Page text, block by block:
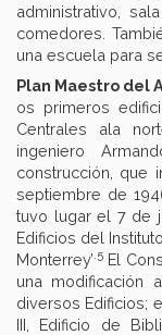
administrativo,
comedores.
una escuela para
Plan Maestro del
os primeros
Centrales ala
ingeniero
construcción, que
septiembre de
tuvo lugar el 7 de
Edificios del
Monterrey’.5 El
una modificación
diversos Edificios;
III, Edificio de